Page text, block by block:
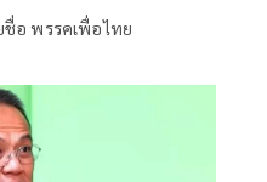
อ พรรคเพื่อไทย